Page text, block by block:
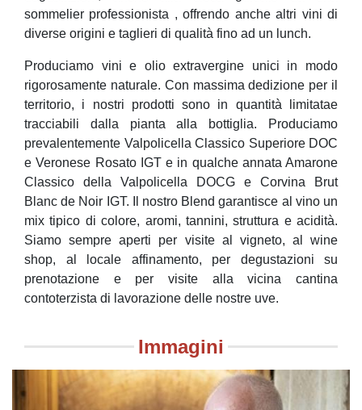
sommelier professionista , offrendo anche altri vini di
diverse origini e taglieri di qualità fino ad un lunch.
Produciamo vini e olio extravergine unici in modo
rigorosamente naturale. Con massima dedizione per il
territorio, i nostri prodotti sono in quantità limitatae
tracciabili dalla pianta alla bottiglia. Produciamo
prevalentemente Valpolicella Classico Superiore DOC
e Veronese Rosato IGT e in qualche annata Amarone
Classico della Valpolicella DOCG e Corvina Brut
Blanc de Noir IGT. Il nostro Blend garantisce al vino un
mix tipico di colore, aromi, tannini, struttura e acidità.
Siamo sempre aperti per visite al vigneto, al wine
shop, al locale affinamento, per degustazioni su
prenotazione e per visite alla vicina cantina
contoterzista di lavorazione delle nostre uve.
Immagini